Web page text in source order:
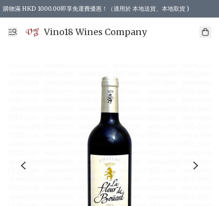
購物滿 HKD 1000.00即享免運費優惠！（適用於 本地送貨、本地取貨 )
Vino18 Wines Company